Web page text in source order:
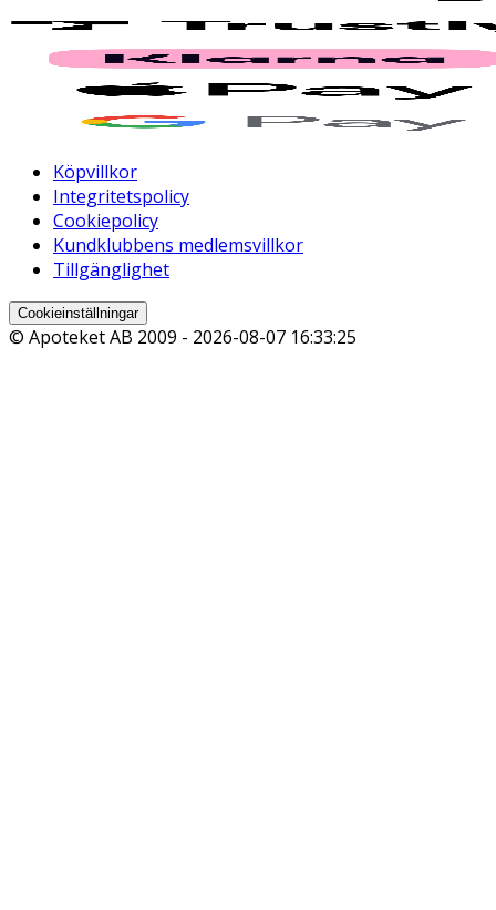
Köpvillkor
Integritetspolicy
Cookiepolicy
Kundklubbens medlemsvillkor
Tillgänglighet
Cookieinställningar
© Apoteket AB 2009 - 2026-08-07 16:33:25